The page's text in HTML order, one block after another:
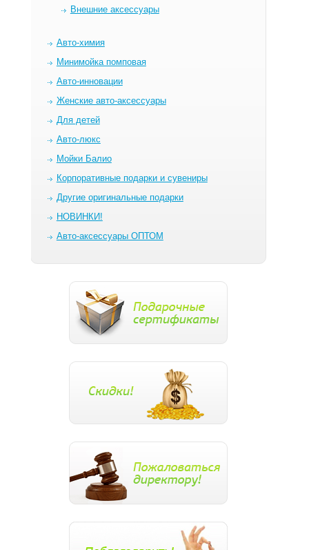
Внешние аксессуары
Авто-химия
Минимойка помповая
Авто-инновации
Женские авто-аксессуары
Для детей
Авто-люкс
Мойки Балио
Корпоративные подарки и сувениры
Другие оригинальные подарки
НОВИНКИ!
Авто-аксессуары ОПТОМ